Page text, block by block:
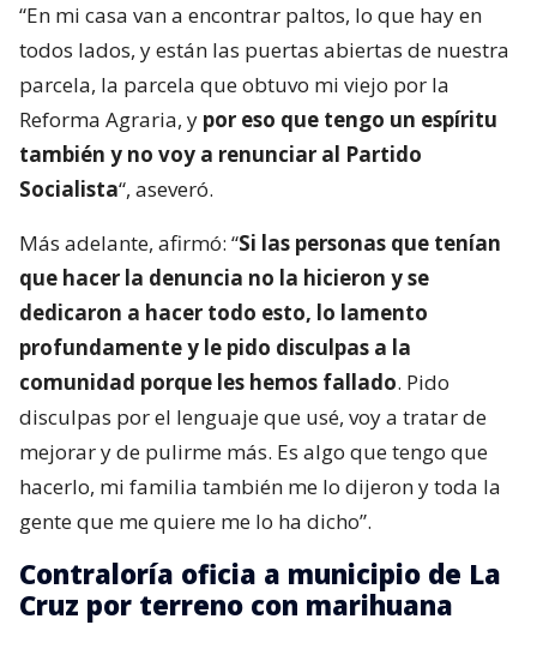
“En mi casa van a encontrar paltos, lo que hay en
todos lados, y están las puertas abiertas de nuestra
parcela, la parcela que obtuvo mi viejo por la
Reforma Agraria, y por eso que tengo un espíritu
también y no voy a renunciar al Partido
Socialista“, aseveró.
Más adelante, afirmó: “Si las personas que tenían
que hacer la denuncia no la hicieron y se
dedicaron a hacer todo esto, lo lamento
profundamente y le pido disculpas a la
comunidad porque les hemos fallado. Pido
disculpas por el lenguaje que usé, voy a tratar de
mejorar y de pulirme más. Es algo que tengo que
hacerlo, mi familia también me lo dijeron y toda la
gente que me quiere me lo ha dicho”.
Contraloría oficia a municipio de La
Cruz por terreno con marihuana